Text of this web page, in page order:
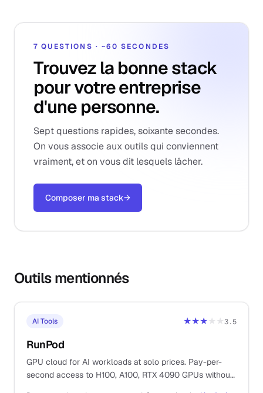
7 QUESTIONS · ~60 SECONDES
Trouvez la bonne stack
pour votre entreprise
d'une personne.
Sept questions rapides, soixante secondes.
On vous associe aux outils qui conviennent
vraiment, et on vous dit lesquels lâcher.
Composer ma stack→
Outils mentionnés
AI Tools ★★★★★3.5
RunPod
GPU cloud for AI workloads at solo prices. Pay-per-
second access to H100, A100, RTX 4090 GPUs without